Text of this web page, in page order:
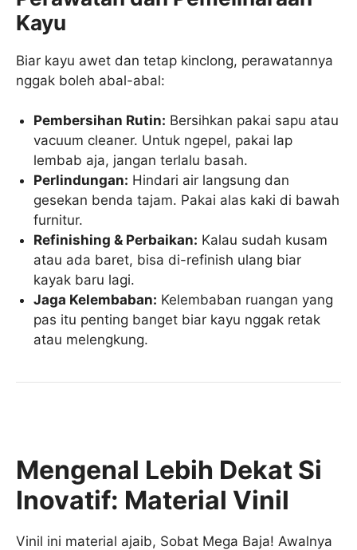
Kayu
Biar kayu awet dan tetap kinclong, perawatannya
nggak boleh abal-abal:
Pembersihan Rutin: Bersihkan pakai sapu atau
vacuum cleaner. Untuk ngepel, pakai lap
lembab aja, jangan terlalu basah.
Perlindungan: Hindari air langsung dan
gesekan benda tajam. Pakai alas kaki di bawah
furnitur.
Refinishing & Perbaikan: Kalau sudah kusam
atau ada baret, bisa di-refinish ulang biar
kayak baru lagi.
Jaga Kelembaban: Kelembaban ruangan yang
pas itu penting banget biar kayu nggak retak
atau melengkung.
Mengenal Lebih Dekat Si
Inovatif: Material Vinil
Vinil ini material ajaib, Sobat Mega Baja! Awalnya